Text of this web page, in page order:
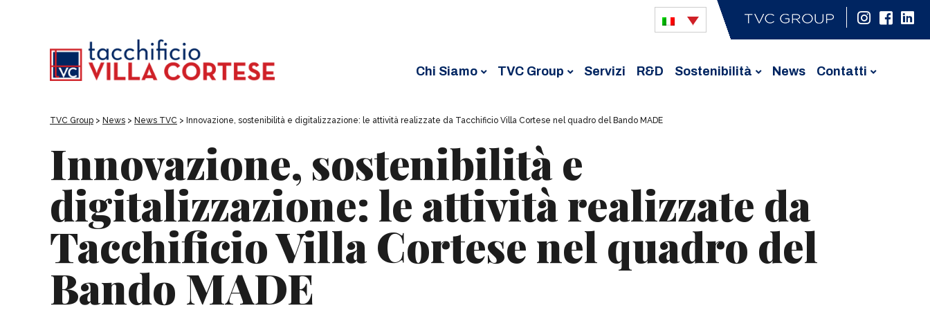
Chi Siamo TVC Group Servizi R&D Sostenibilità News Contatti
TVC Group > News > News TVC > Innovazione, sostenibilità e digitalizzazione: le attività realizzate da Tacchificio Villa Cortese nel quadro del Bando MADE
Innovazione, sostenibilità e
digitalizzazione: le attività realizzate da
Tacchificio Villa Cortese nel quadro del
Bando MADE